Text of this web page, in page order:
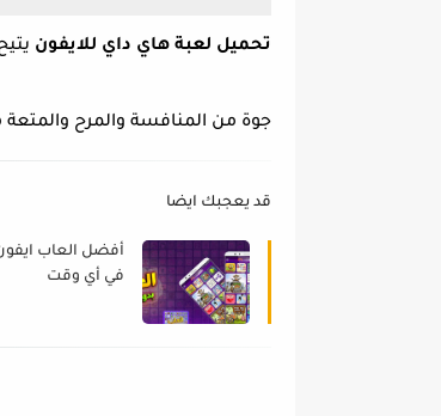
تحميل لعبة هاي داي للايفون
جوة من المنافسة والمرح والمتعة
قد يعجبك ايضا
أفضل العاب
في أي وقت